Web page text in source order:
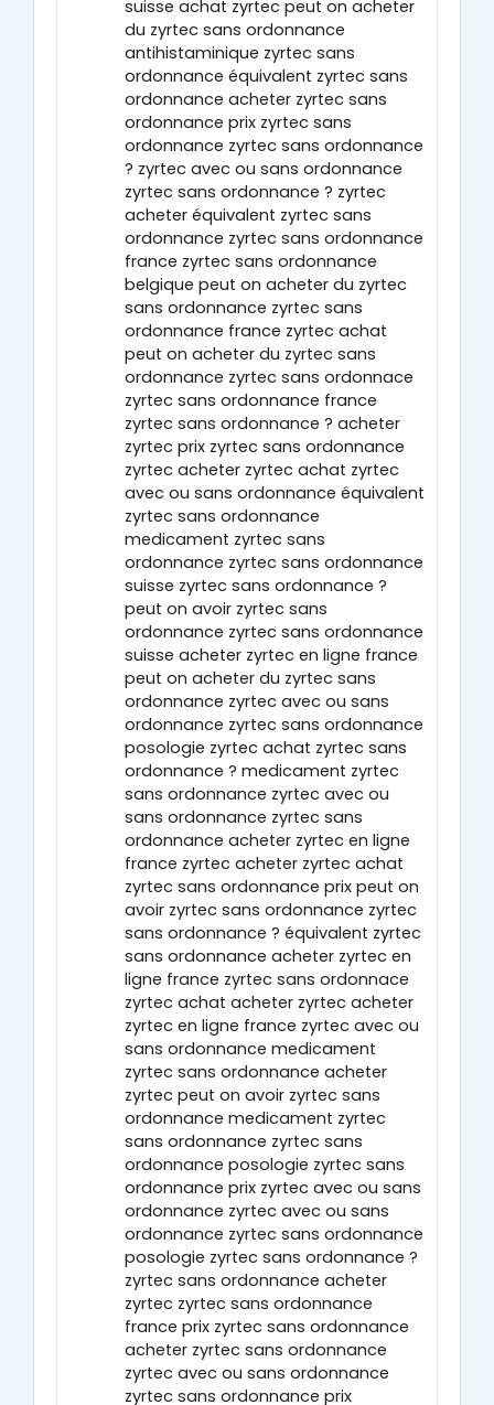
suisse achat zyrtec peut on acheter
du zyrtec sans ordonnance
antihistaminique zyrtec sans
ordonnance équivalent zyrtec sans
ordonnance acheter zyrtec sans
ordonnance prix zyrtec sans
ordonnance zyrtec sans ordonnance
? zyrtec avec ou sans ordonnance
zyrtec sans ordonnance ? zyrtec
acheter équivalent zyrtec sans
ordonnance zyrtec sans ordonnance
france zyrtec sans ordonnance
belgique peut on acheter du zyrtec
sans ordonnance zyrtec sans
ordonnance france zyrtec achat
peut on acheter du zyrtec sans
ordonnance zyrtec sans ordonnace
zyrtec sans ordonnance france
zyrtec sans ordonnance ? acheter
zyrtec prix zyrtec sans ordonnance
zyrtec acheter zyrtec achat zyrtec
avec ou sans ordonnance équivalent
zyrtec sans ordonnance
medicament zyrtec sans
ordonnance zyrtec sans ordonnance
suisse zyrtec sans ordonnance ?
peut on avoir zyrtec sans
ordonnance zyrtec sans ordonnance
suisse acheter zyrtec en ligne france
peut on acheter du zyrtec sans
ordonnance zyrtec avec ou sans
ordonnance zyrtec sans ordonnance
posologie zyrtec achat zyrtec sans
ordonnance ? medicament zyrtec
sans ordonnance zyrtec avec ou
sans ordonnance zyrtec sans
ordonnance acheter zyrtec en ligne
france zyrtec acheter zyrtec achat
zyrtec sans ordonnance prix peut on
avoir zyrtec sans ordonnance zyrtec
sans ordonnance ? équivalent zyrtec
sans ordonnance acheter zyrtec en
ligne france zyrtec sans ordonnace
zyrtec achat acheter zyrtec acheter
zyrtec en ligne france zyrtec avec ou
sans ordonnance medicament
zyrtec sans ordonnance acheter
zyrtec peut on avoir zyrtec sans
ordonnance medicament zyrtec
sans ordonnance zyrtec sans
ordonnance posologie zyrtec sans
ordonnance prix zyrtec avec ou sans
ordonnance zyrtec avec ou sans
ordonnance zyrtec sans ordonnance
posologie zyrtec sans ordonnance ?
zyrtec sans ordonnance acheter
zyrtec zyrtec sans ordonnance
france prix zyrtec sans ordonnance
acheter zyrtec sans ordonnance
zyrtec avec ou sans ordonnance
zyrtec sans ordonnance prix